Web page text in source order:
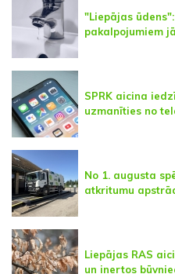
"Liepājas
pakalpojumiem
SPRK aicina
uzmanīties no
No 1. augusta
atkritumu
Liepājas RAS
un inertos